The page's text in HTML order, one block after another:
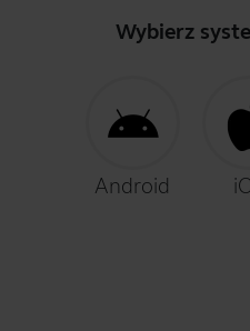
Wybierz
Android